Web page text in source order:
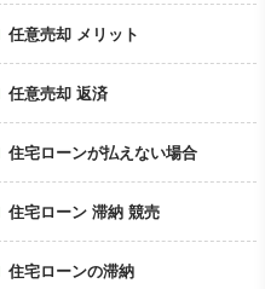
任意売却 メリット
任意売却 返済
住宅ローンが払えない場合
住宅ローン 滞納 競売
住宅ローンの滞納